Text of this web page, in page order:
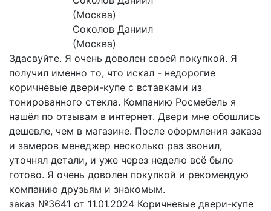
Соколов Даниил
(Москва)
Здасвуйте. Я очень доволен своей покупкой. Я
получил именно то, что искал - недорогие
коричневые двери-купе с вставками из
тонированного стекла. Компанию Росмебель я
нашёл по отзывам в интернет. Двери мне обошлись
дешевле, чем в магазине. После оформления заказа
и замеров менеджер несколько раз звонил,
уточнял детали, и уже через неделю всё было
готово. Я очень доволен покупкой и рекомендую
компанию друзьям и знакомым.
заказ №3641 от 11.01.2024 Коричневые двери-купе